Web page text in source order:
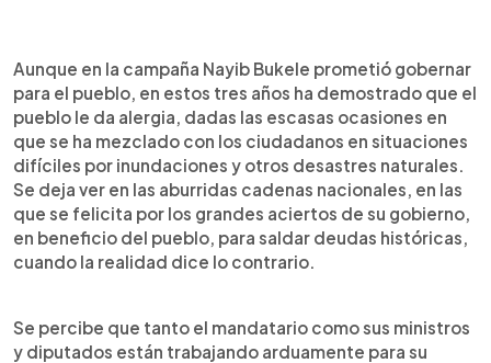
Escuchar artículo
Aunque en la campaña Nayib Bukele prometió gobernar
para el pueblo, en estos tres años ha demostrado que el
pueblo le da alergia, dadas las escasas ocasiones en
que se ha mezclado con los ciudadanos en situaciones
difíciles por inundaciones y otros desastres naturales.
Se deja ver en las aburridas cadenas nacionales, en las
que se felicita por los grandes aciertos de su gobierno,
en beneficio del pueblo, para saldar deudas históricas,
cuando la realidad dice lo contrario.
Se percibe que tanto el mandatario como sus ministros
y diputados están trabajando arduamente para su